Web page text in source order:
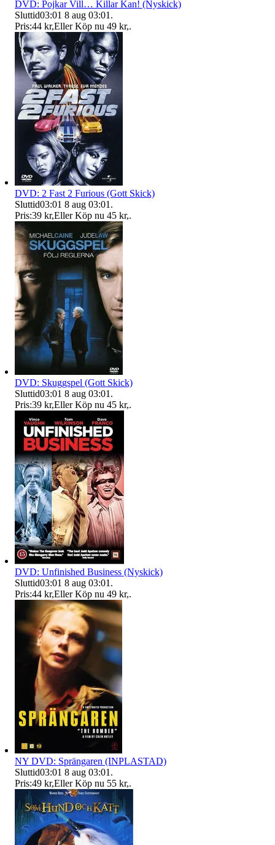
DVD: Pojkar Vill… Killar Kan! (Nyskick)
Sluttid03:01 8 aug 03:01 .
Pris:44 kr,Eller Köp nu 49 kr,.
DVD: 2 Fast 2 Furious (Gott Skick)
Sluttid03:01 8 aug 03:01 .
Pris:39 kr,Eller Köp nu 45 kr,.
DVD: Skuggspel (Gott Skick)
Sluttid03:01 8 aug 03:01 .
Pris:39 kr,Eller Köp nu 45 kr,.
DVD: Unfinished Business (Nyskick)
Sluttid03:01 8 aug 03:01 .
Pris:44 kr,Eller Köp nu 49 kr,.
NY DVD: Sprängaren (INPLASTAD)
Sluttid03:01 8 aug 03:01 .
Pris:49 kr,Eller Köp nu 55 kr,.